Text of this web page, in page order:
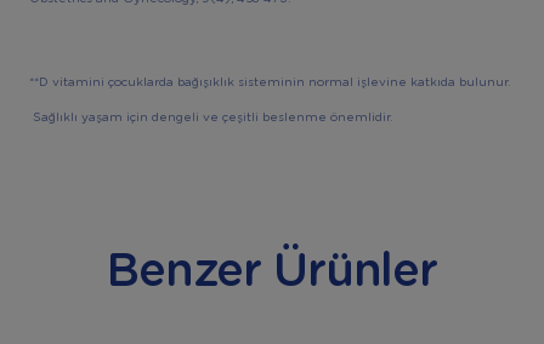
**D vitamini çocuklarda bağışıklık sisteminin normal işlevine katkıda bulunur.
Sağlıklı yaşam için dengeli ve çeşitli beslenme önemlidir.
Benzer Ürünler